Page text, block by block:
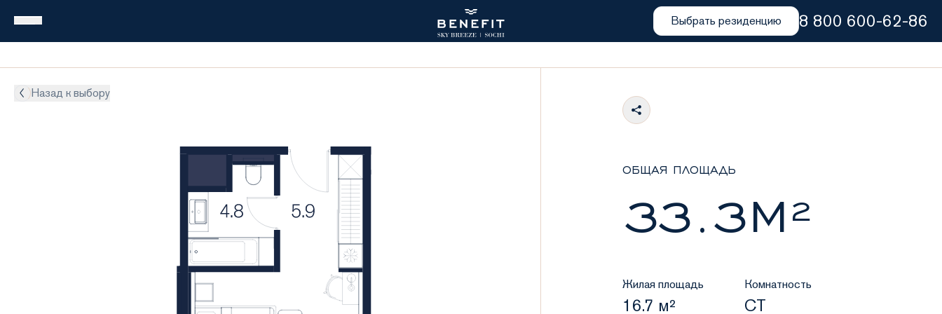
Выбрать резиденцию 8 800 600-62-86
Назад к выбору
ОБЩАЯ ПЛОЩАДЬ
33.3М²
Жилая площадь
16.7 м²
Комнатность
СТ